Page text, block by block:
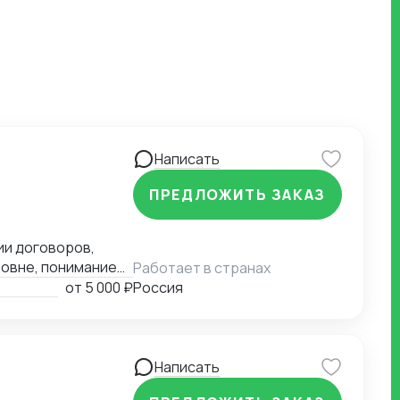
договоров,
понимание
от 5 000 ₽
Написать
ПРЕДЛОЖИТЬ ЗАКАЗ
Работает в странах
Россия
Написать